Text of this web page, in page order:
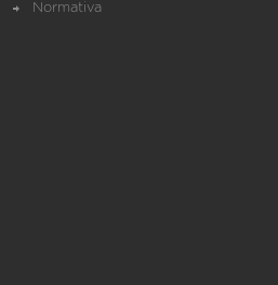
Normativa